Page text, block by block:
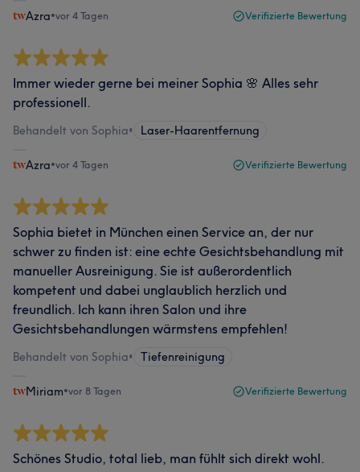
Azra•vor 4 Tagen Verifizierte Bewertung
Immer wieder gerne bei meiner Sophia 🌸 Alles sehr
professionell.
Behandelt von Sophia• Laser-Haarentfernung
Azra•vor 4 Tagen Verifizierte Bewertung
Sophia bietet in München einen Service an, der nur
schwer zu finden ist: eine echte Gesichtsbehandlung mit
manueller Ausreinigung. Sie ist außerordentlich
kompetent und dabei unglaublich herzlich und
freundlich. Ich kann ihren Salon und ihre
Gesichtsbehandlungen wärmstens empfehlen!
Behandelt von Sophia• Tiefenreinigung
Miriam•vor 8 Tagen Verifizierte Bewertung
Schönes Studio, total lieb, man fühlt sich direkt wohl.